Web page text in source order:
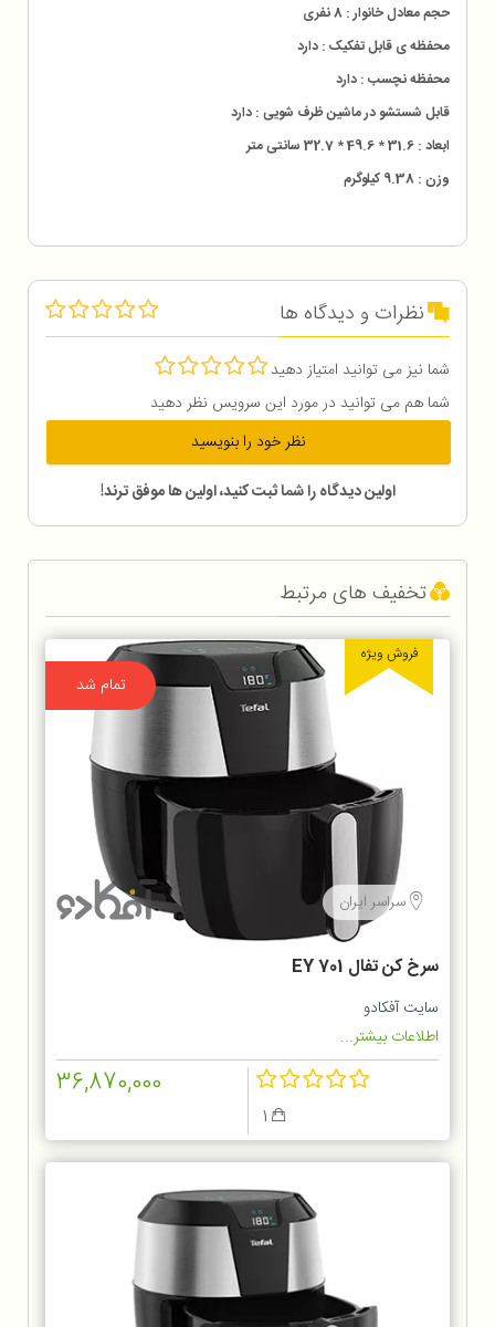
حجم معادل خانوار : 8 نفری
محفظه ی قابل تفکیک : دارد
محفظه نچسب : دارد
قابل شستشو در ماشین ظرف شویی : دارد
ابعاد : 31.6 * 49.6 * 32.7 سانتی متر
وزن : 9.38 کیلوگرم
نظرات و دیدگاه ها
شما نیز می توانید امتیاز دهید
شما هم می توانید در مورد این سرویس نظر دهید
نظر خود را بنویسید
اولین دیدگاه را شما ثبت کنید، اولین ها موفق ترند!
تخفیف های مرتبط
تمام شد
فروش ویژه
سراسر ایران
سرخ كن تفال EY 701
سایت آفکادو
اطلاعات بیشتر...
36,870,000